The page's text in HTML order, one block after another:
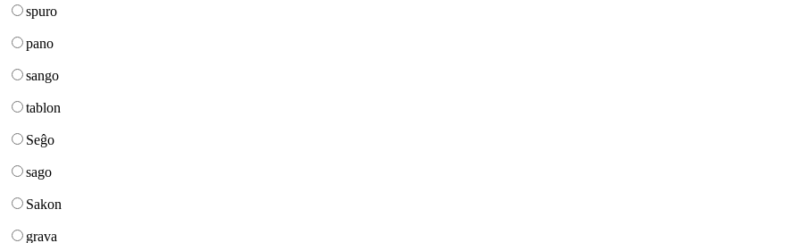
spuro
pano
sango
tablon
Seĝo
sago
Sakon
grava